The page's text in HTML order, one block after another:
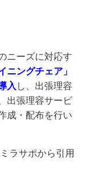
ニーズに対応す
ニングチェア」
入 し、出張理容
出張理容サービ
成・配布を行い
ラサポから引用